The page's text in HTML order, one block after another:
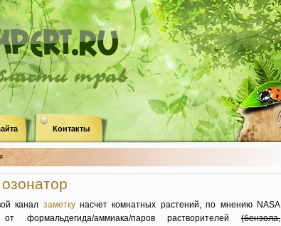
трав
Контакты
канал заметку насчет комнатных растений, по мнению NASA
формальдегида/аммиака/паров растворителей (бензола,